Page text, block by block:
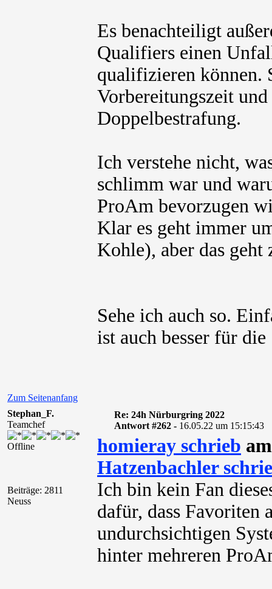
Es benachteiligt
Qualifiers einen
qualifizieren können.
Vorbereitungszeit
Doppelbestrafung.
Ich verstehe nicht,
schlimm war und
ProAm bevorzugen
Klar es geht immer
Kohle), aber das geht
Sehe ich auch so.
ist auch besser für
Zum Seitenanfang
Stephan_F.
Teamchef
Offline
Beiträge: 2811
Neuss
Re: 24h Nürburgring 2022
Antwort #262 - 16.05.22 um 15:15:43
homieray schrieb
Hatzenbachler
Ich bin kein Fan
dafür, dass Favoriten
undurchsichtigen
hinter mehreren